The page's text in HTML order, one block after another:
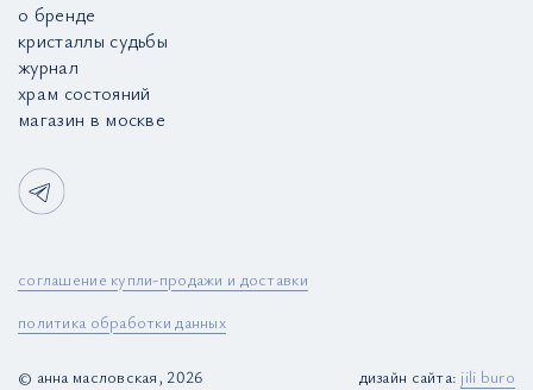
о бренде
кристаллы судьбы
журнал
храм состояний
магазин в москве
соглашение купли-продажи и доставки
политика обработки данных
© анна масловская, 2026 дизайн сайта: jili buro